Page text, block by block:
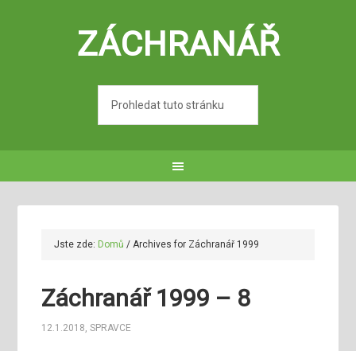
ZÁCHRANÁŘ
Jste zde: Domů / Archives for Záchranář 1999
Záchranář 1999 – 8
12.1.2018,SPRAVCE